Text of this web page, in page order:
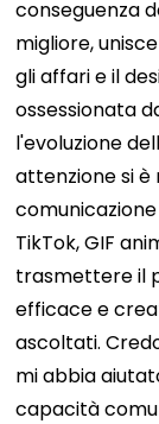
conseguenza
migliore,
gli affari e il
ossessionata
l'evoluzione
attenzione si
TikTok, GIF
trasmettere il
efficace e
ascoltati.
mi abbia
capacità